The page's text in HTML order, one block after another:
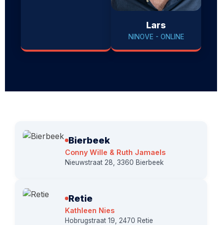
Lars
NINOVE - ONLINE
Bierbeek
Conny Wille & Ruth Jamaels
Nieuwstraat 28, 3360 Bierbeek
Retie
Kathleen Nies
Hobrugstraat 19, 2470 Retie